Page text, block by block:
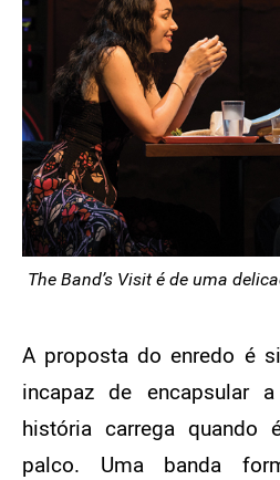
The Band’s Visit é de uma
A proposta do enredo é
incapaz de encapsular
história carrega quando
palco. Uma banda